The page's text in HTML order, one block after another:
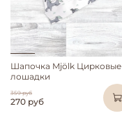
Шапочка Mjölk Цирковые
лошадки
359 руб
270 руб